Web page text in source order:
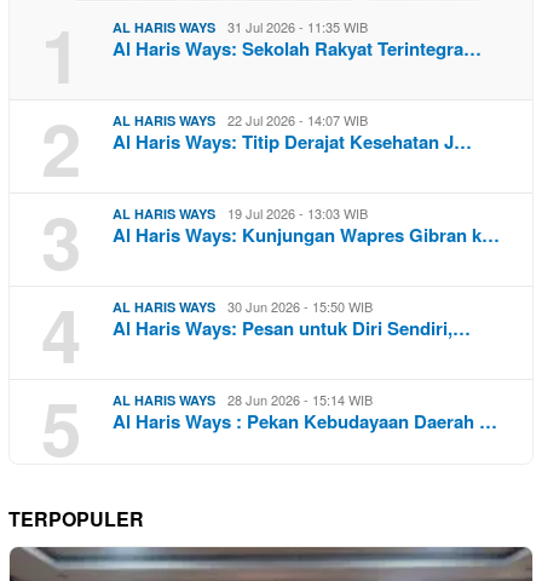
1 AL HARIS WAYS 31 Jul 2026 - 11:35 WIB
Al Haris Ways: Sekolah Rakyat Terintegra…
2 AL HARIS WAYS 22 Jul 2026 - 14:07 WIB
Al Haris Ways: Titip Derajat Kesehatan J…
3 AL HARIS WAYS 19 Jul 2026 - 13:03 WIB
Al Haris Ways: Kunjungan Wapres Gibran k…
4 AL HARIS WAYS 30 Jun 2026 - 15:50 WIB
Al Haris Ways: Pesan untuk Diri Sendiri,…
5 AL HARIS WAYS 28 Jun 2026 - 15:14 WIB
Al Haris Ways : Pekan Kebudayaan Daerah …
TERPOPULER